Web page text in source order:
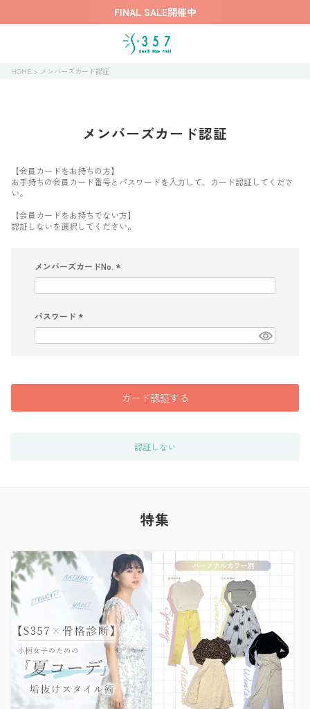
FINAL SALE開催中
HOME メンバーズカード認証
メンバーズカード認証
【会員カードをお持ちの方】
お手持ちの会員カード番号とパスワードを入力して、カード認証してくださ
い。
【会員カードをお持ちでない方】
認証しないを選択してください。
メンバーズカードNo.
(
パスワード
(
カード認証する
認証しない
特集